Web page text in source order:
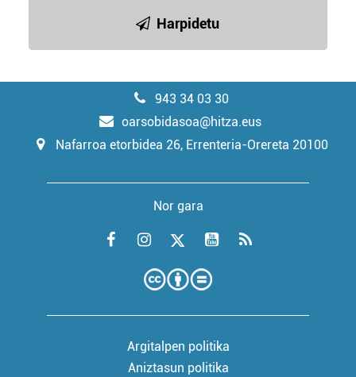
Harpidetu
943 34 03 30
oarsobidasoa@hitza.eus
Nafarroa etorbidea 26, Errenteria-Orereta 20100
Nor gara
Argitalpen politika
Aniztasun politika